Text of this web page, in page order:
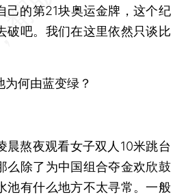
己的第21块奥运金牌，这个纪
破吧。我们在这里依然只谈比
何由蓝变绿？
熬夜观看女子双人10米跳台
么除了为中国组合夺金欢欣鼓
池有什么地方不太寻常。一般